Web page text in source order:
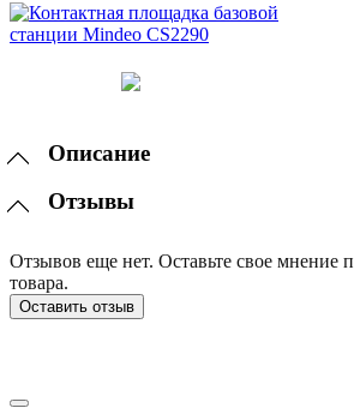
Описание
Отзывы
Отзывов еще нет. Оставьте свое мнение
товара.
Оставить отзыв